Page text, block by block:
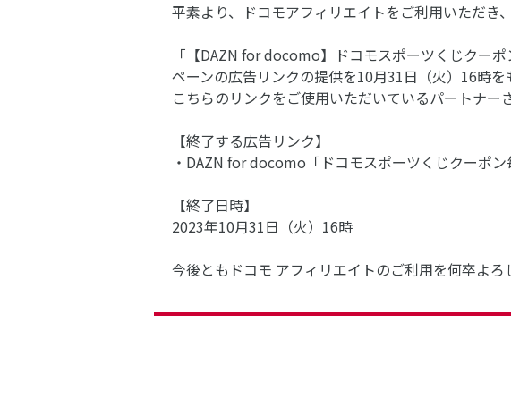
平素より、ドコモアフィリエイトをご利用いただき
「【DAZN for docomo】ドコモスポーツくじクー
ペーンの広告リンクの提供を10月31日（火）16時を
こちらのリンクをご使用いただいているパートナー
【終了する広告リンク】
・DAZN for docomo「ドコモスポーツくじクーポン
【終了日時】
2023年10月31日（火）16時
今後ともドコモ アフィリエイトのご利用を何卒よろ